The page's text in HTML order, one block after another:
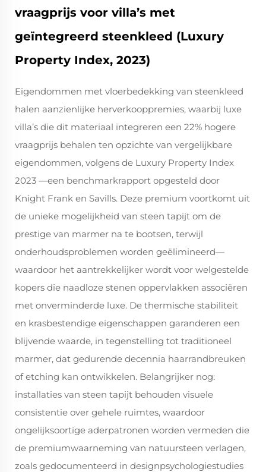
vraagprijs voor villa’s met
geïntegreerd steenkleed (Luxury
Property Index, 2023)
Eigendommen met vloerbedekking van steenkleed
halen aanzienlijke herverkooppremies, waarbij luxe
villa’s die dit materiaal integreren een 22% hogere
vraagprijs behalen ten opzichte van vergelijkbare
eigendommen, volgens de Luxury Property Index
2023 —een benchmarkrapport opgesteld door
Knight Frank en Savills. Deze premium voortkomt uit
de unieke mogelijkheid van steen tapijt om de
prestige van marmer na te bootsen, terwijl
onderhoudsproblemen worden geëlimineerd—
waardoor het aantrekkelijker wordt voor welgestelde
kopers die naadloze stenen oppervlakken associëren
met onverminderde luxe. De thermische stabiliteit
en krasbestendige eigenschappen garanderen een
blijvende waarde, in tegenstelling tot traditioneel
marmer, dat gedurende decennia haarrandbreuken
of etching kan ontwikkelen. Belangrijker nog:
installaties van steen tapijt behouden visuele
consistentie over gehele ruimtes, waardoor
ongelijksoortige aderpatronen worden vermeden die
de premiumwaarneming van natuursteen verlagen,
zoals gedocumenteerd in designpsychologiestudies